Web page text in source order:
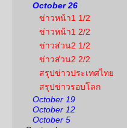
October 26
ข่าวหน้า1 1/2
ข่าวหน้า1 2/2
ข่าวส่วน2 1/2
ข่าวส่วน2 2/2
สรุปข่าวประเทศไทย
สรุปข่าวรอบโลก
October 19
October 12
October 5